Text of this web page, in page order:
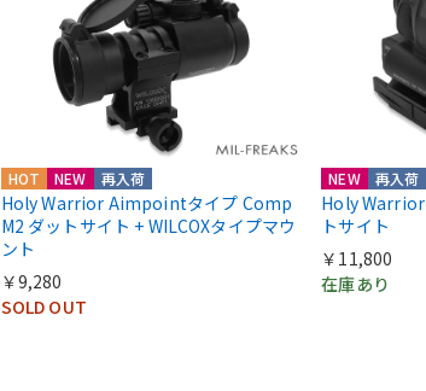
HOT NEW 再入荷
Holy Warrior Aimpointタイプ Comp
M2 ダットサイト + WILCOXタイプマウ
ント
￥9,280
SOLD OUT
NEW 再入荷
Holy
トサイト
￥11,800
在庫あり